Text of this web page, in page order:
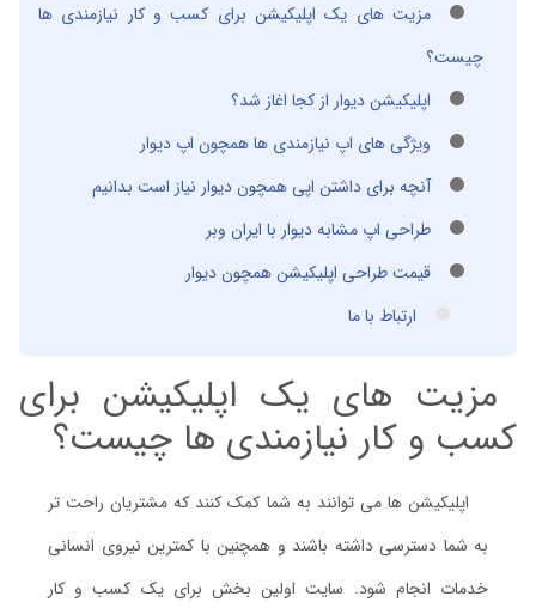
مزیت های یک اپلیکیشن برای کسب و کار نیازمندی ها
چیست؟
اپلیکیشن دیوار از کجا اغاز شد؟
ویژگی های اپ نیازمندی ها همچون اپ دیوار
آنچه برای داشتن اپی همچون دیوار نیاز است بدانیم
طراحی اپ مشابه دیوار با ایران وبر
قیمت طراحی اپلیکیشن همچون دیوار
ارتباط با ما
مزیت های یک اپلیکیشن برای
کسب و کار نیازمندی ها چیست؟
اپلیکیشن ها می توانند به شما کمک کنند که مشتریان راحت تر
به شما دسترسی داشته باشند و همچنین با کمترین نیروی انسانی
خدمات انجام شود. سایت اولین بخش برای یک کسب و کار